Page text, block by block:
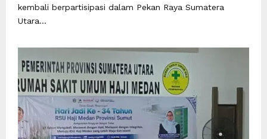
kembali berpartisipasi dalam Pekan Raya Sumatera
Utara...